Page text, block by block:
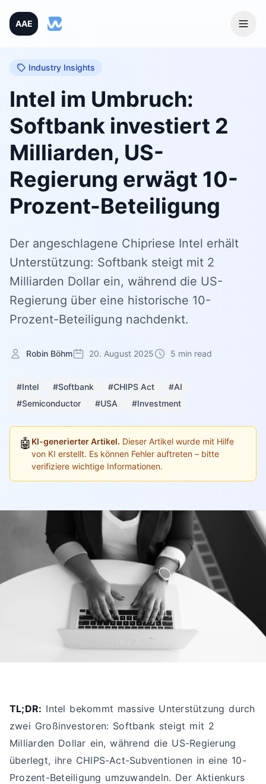
AAE
Home
Blog
Industry Insights
Intel im Umbruch:
Softbank investiert 2
Milliarden, US-
Regierung erwägt 10-
Prozent-Beteiligung
Der angeschlagene Chipriese Intel erhält
Unterstützung: Softbank steigt mit 2
Milliarden Dollar ein, während die US-
Regierung über eine historische 10-
Prozent-Beteiligung nachdenkt.
Robin Böhm 20. August 2025 5 min read
#Intel #Softbank #CHIPS Act
#AI
#Semiconductor
#USA #Investment
🤖 KI-generierter Artikel. Dieser Artikel wurde mit Hilfe
von KI erstellt. Es können Fehler auftreten – bitte
verifiziere wichtige Informationen.
TL;DR: Intel bekommt massive Unterstützung durch
zwei Großinvestoren: Softbank steigt mit 2
Milliarden Dollar ein, während die US-Regierung
überlegt, ihre CHIPS-Act-Subventionen in eine 10-
Prozent-Beteiligung umzuwandeln. Der Aktienkurs